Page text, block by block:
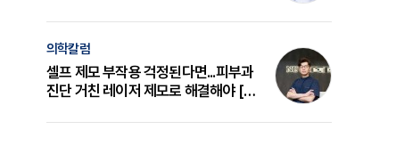
의학칼럼
셀프 제모 부작용 걱정된다면...피부과
진단 거친 레이저 제모로 해결해야 [변